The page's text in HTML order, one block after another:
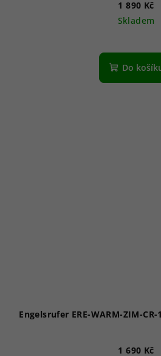
1 890 Kč
Skladem
Do
Engelsrufer ERE-WARM-ZIM-
1 690 Kč